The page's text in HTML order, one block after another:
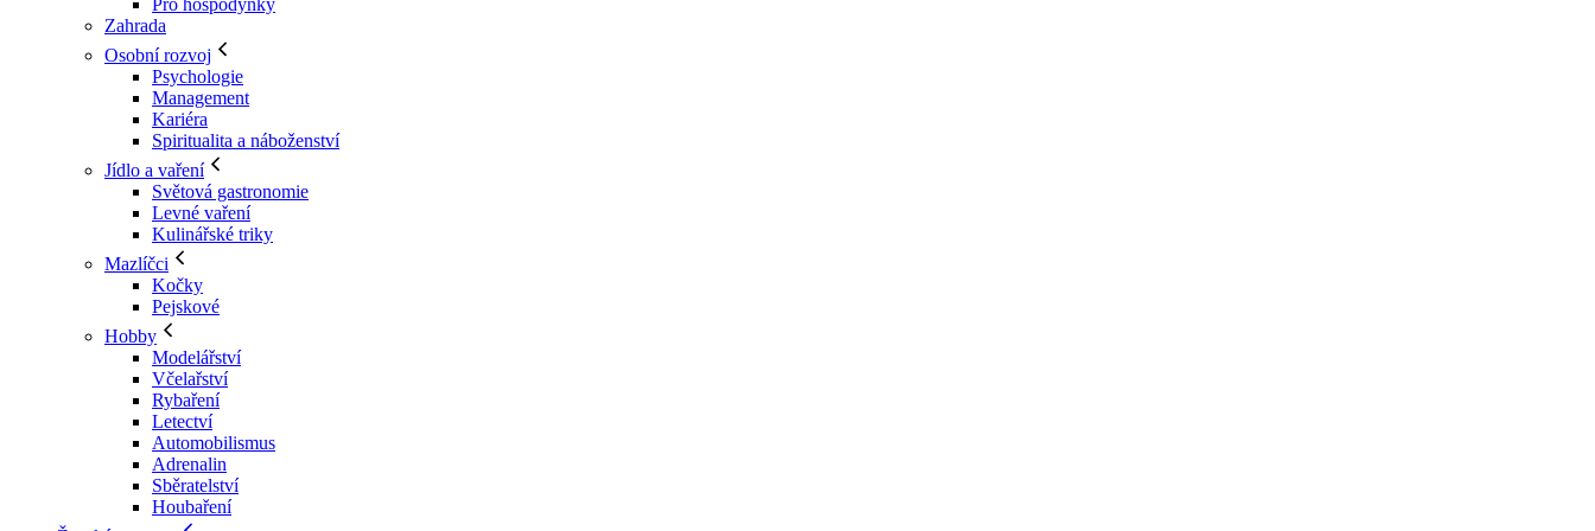
Pro hospodyňky
Zahrada
Osobní rozvoj
Psychologie
Management
Kariéra
Spiritualita a náboženství
Jídlo a vaření
Světová gastronomie
Levné vaření
Kulinářské triky
Mazlíčci
Kočky
Pejskové
Hobby
Modelářství
Včelařství
Rybaření
Letectví
Automobilismus
Adrenalin
Sběratelství
Houbaření